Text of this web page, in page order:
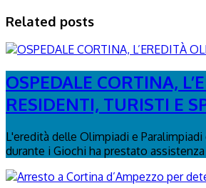
Related posts
OSPEDALE CORTINA,
RESIDENTI, TURISTI E
L'eredità delle Olimpiadi e
durante i Giochi ha prestato